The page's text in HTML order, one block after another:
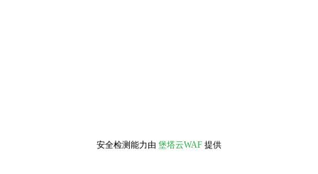
安全检测能力由 堡塔云WAF 提供